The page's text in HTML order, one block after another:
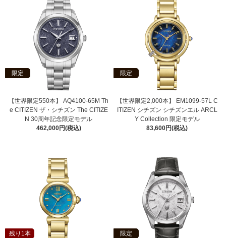
限定
【世界限定550本】 AQ4100-65M Th
e CITIZEN ザ・シチズン The CITIZE
N 30周年記念限定モデル
462,000円(税込)
限定
【世界限定2,000本】 EM1099-57L C
ITIZEN シチズン シチズンエル ARCL
Y Collection 限定モデル
83,600円(税込)
残り1本 限定